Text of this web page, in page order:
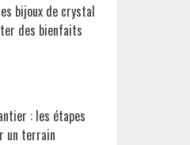
bijoux de crystal
des bienfaits
: les étapes
un terrain